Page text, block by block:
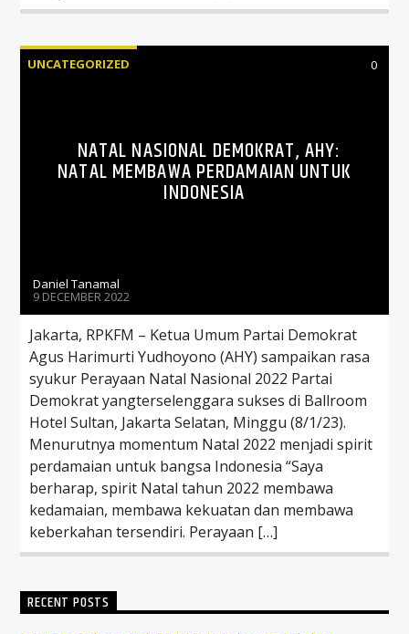
UNCATEGORIZED 0
NATAL NASIONAL DEMOKRAT, AHY:
NATAL MEMBAWA PERDAMAIAN UNTUK
INDONESIA
Daniel Tanamal
9 DECEMBER 2022
Jakarta, RPKFM – Ketua Umum Partai Demokrat
Agus Harimurti Yudhoyono (AHY) sampaikan rasa
syukur Perayaan Natal Nasional 2022 Partai
Demokrat yangterselenggara sukses di Ballroom
Hotel Sultan, Jakarta Selatan, Minggu (8/1/23).
Menurutnya momentum Natal 2022 menjadi spirit
perdamaian untuk bangsa Indonesia “Saya
berharap, spirit Natal tahun 2022 membawa
kedamaian, membawa kekuatan dan membawa
keberkahan tersendiri. Perayaan […]
RECENT POSTS